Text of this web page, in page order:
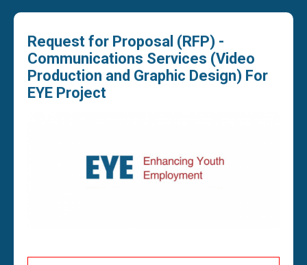
Request for Proposal (RFP) -
Communications Services (Video
Production and Graphic Design) For
EYE Project